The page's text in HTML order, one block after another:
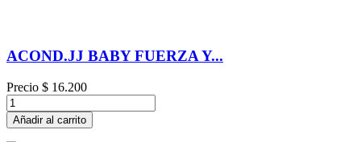
ACOND.JJ BABY FUERZA Y...
Precio $ 16.200
Añadir al carrito